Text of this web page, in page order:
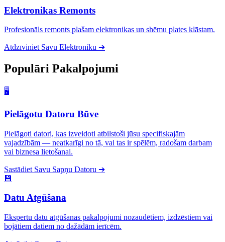
Elektronikas Remonts
Profesionāls remonts plašam elektronikas un shēmu plates klāstam.
Atdzīviniet Savu Elektroniku ➔
Populāri Pakalpojumi
🖥️
Pielāgotu Datoru Būve
Pielāgoti datori, kas izveidoti atbilstoši jūsu specifiskajām
vajadzībām — neatkarīgi no tā, vai tas ir spēlēm, radošam darbam
vai biznesa lietošanai.
Sastādiet Savu Sapņu Datoru ➔
💾
Datu Atgūšana
Ekspertu datu atgūšanas pakalpojumi nozaudētiem, izdzēstiem vai
bojātiem datiem no dažādām ierīcēm.